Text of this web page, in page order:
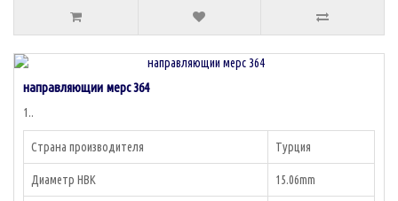
направляющии мерс 364
1..
Страна производителя Турция
Диаметр НВК 15.06mm